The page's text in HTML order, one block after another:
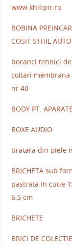
www.khilipir.ro
BOBINA
COSIT STHIL
bocanci tehnici
coltari membrana
nr 40
BODY PT.
BOXE AUDIO
bratara din piele
BRICHETA sub
pastrata in cutie
6.5 cm
BRICHETE
BRICI DE